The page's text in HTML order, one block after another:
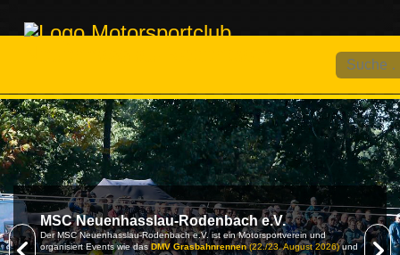
Suchen
MSC Neuenhasslau-Rodenbach e.V.
Der MSC Neuenhasslau-Rodenbach e.V. ist ein Motorsportverein und
organisiert Events wie dasDMV Grasbahnrennen(22./23. August 2026)und